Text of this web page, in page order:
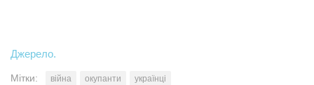
Джерело.
Мітки: війна окупанти українці